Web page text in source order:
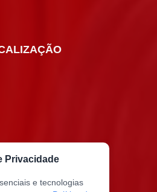
Privacidade
e tecnologias